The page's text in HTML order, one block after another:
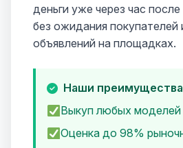
деньги уже через час
без ожидания покупателей
объявлений на площадках.
Наши
Выкуп любых моделей
Оценка до 98%